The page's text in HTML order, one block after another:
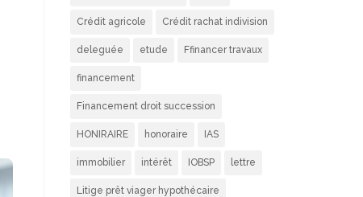
Crédit agricole Crédit rachat indivision
deleguée etude Ffinancer travaux
financement
Financement droit succession
HONIRAIRE honoraire IAS
immobilier intérêt IOBSP lettre
Litige prêt viager hypothécaire